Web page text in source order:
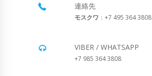
連絡先
モスクワ ：+7 495 364 3808
VIBER / WHATSAPP
+7 985 364 3808